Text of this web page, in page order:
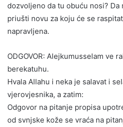
dozvoljeno da tu obuću nosi? Da
priušti novu za koju će se
napravljena.
ODGOVOR: Alejkumusselam ve
berekatuhu.
Hvala Allahu i neka je salavat i
vjerovjesnika, a zatim:
Odgovor na pitanje propisa
od svnjske kože se vraća na